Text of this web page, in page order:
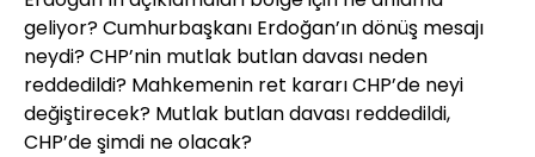
geliyor? Cumhurbaşkanı Erdoğan’ın dönüş mesajı
neydi? CHP’nin mutlak butlan davası neden
reddedildi? Mahkemenin ret kararı CHP’de neyi
değiştirecek? Mutlak butlan davası reddedildi,
CHP’de şimdi ne olacak?